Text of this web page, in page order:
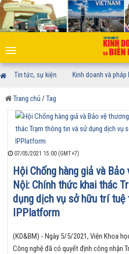
Toggle
navigation
Tin tức, sự kiện Kinh doanh và pháp
Trang chủ/ Tag
07/05/2021 15:00 (GMT+7)
Hội Chống hàng giả và
Nội: Chính thức khai thác
dụng dịch vụ sở hữu trí tuệ
IPPlatform
(KD&BM) - Ngày 5/5/2021, Viện Khoa
Công nghệ đã có quyết định công nhận